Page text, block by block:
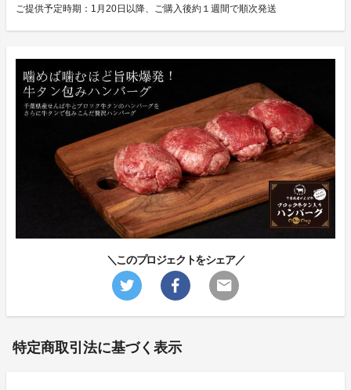
ご提供予定時期：1月20日以降、ご購入後約１週間で順次発送
＼このプロジェクトをシェア／
特定商取引法に基づく表示